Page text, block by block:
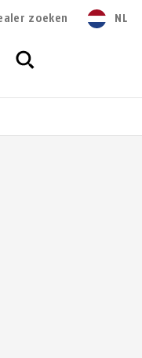
zoeken NL